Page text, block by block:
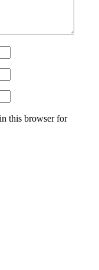
this browser for